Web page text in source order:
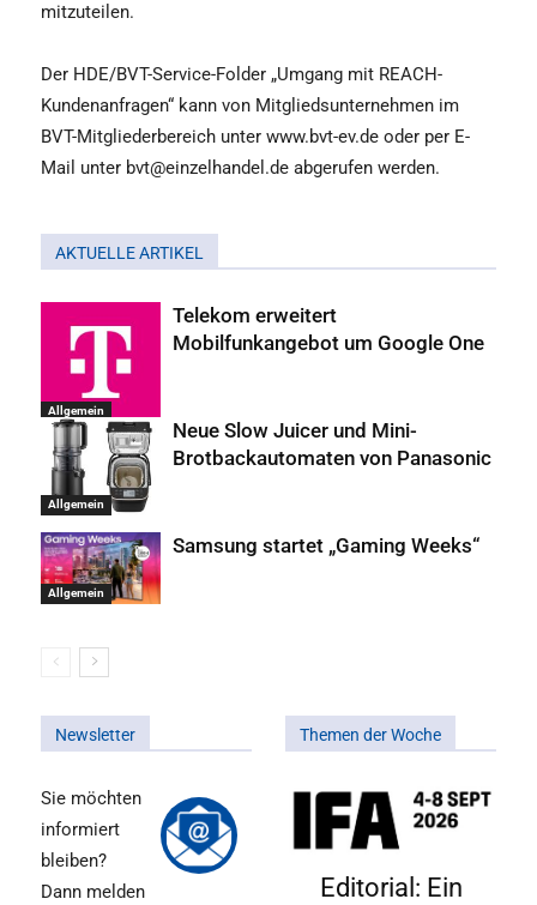
mitzuteilen.
Der HDE/BVT-Service-Folder „Umgang mit REACH-
Kundenanfragen“ kann von Mitgliedsunternehmen im
BVT-Mitgliederbereich unter www.bvt-ev.de oder per E-
Mail unter bvt@einzelhandel.de abgerufen werden.
AKTUELLE ARTIKEL
Allgemein
Telekom erweitert
Mobilfunkangebot um Google One
Allgemein
Neue Slow Juicer und Mini-
Brotbackautomaten von Panasonic
Allgemein
Samsung startet „Gaming Weeks“
Newsletter
Sie möchten
informiert
bleiben?
Dann melden
Themen der Woche
Editorial: Ein